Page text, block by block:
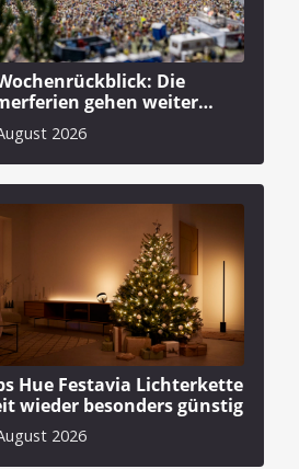
Die
gehen weiter…
2026
Hue Festavia Lichterkette
wieder besonders günstig
2026